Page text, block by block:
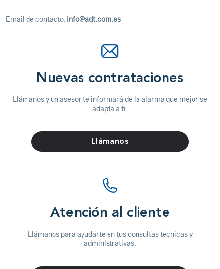
Email de contacto: info@adt.com.es
Nuevas contrataciones
Llámanos y un asesor te informará de la alarma que mejor se
adapta a ti.
Llámanos
Atención al cliente
Llámanos para ayudarte en tus consultas técnicas y
administrativas.